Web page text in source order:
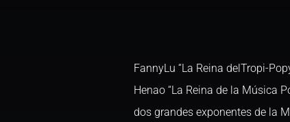
FannyLu “La Reina delTropi-
Henao “La Reina de la Música
dos grandes exponentes de la